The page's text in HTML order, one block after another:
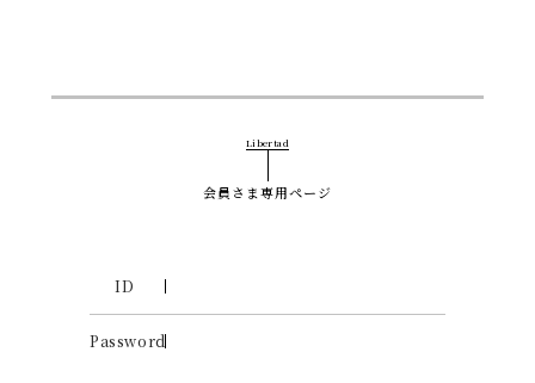
Libertad
会員さま専用ページ
ID
Password